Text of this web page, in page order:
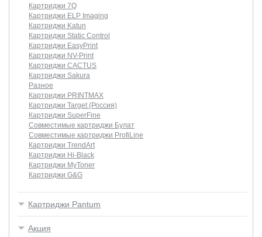
Картриджи 7Q
Картриджи ELP Imaging
Картриджи Katun
Картриджи Static Control
Картриджи EasyPrint
Картриджи NV-Print
Картриджи CACTUS
Картриджи Sakura
Разное
Картриджи PRINTMAX
Картриджи Target (Россия)
Картриджи SuperFine
Совместимые картриджи Булат
Совместимые картриджи ProfiLine
Картриджи TrendArt
Картриджи Hi-Black
Картриджи MyToner
Картриджи G&G
Картриджи Pantum
Акция